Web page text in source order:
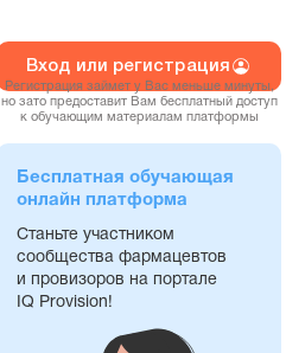
Вход или регистрация
Регистрация займет у Вас меньше минуты,
но зато предоставит Вам бесплатный доступ
к обучающим материалам платформы
Бесплатная обучающая
онлайн платформа
Станьте участником
сообщества фармацевтов
и провизоров на портале
IQ Provision!